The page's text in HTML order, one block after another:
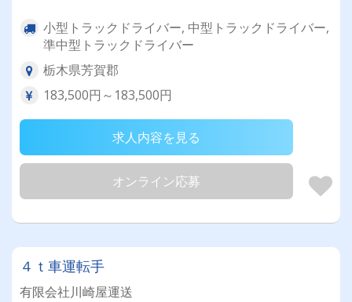
小型トラックドライバー, 中型トラックドライバー,
準中型トラックドライバー
栃木県芳賀郡
183,500円～183,500円
求人内容を見る
オンライン応募
４ｔ車運転手
有限会社川崎屋運送